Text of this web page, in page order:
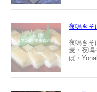
夜鳴きそ
夜鳴きそ
麦・夜鳴
ば・